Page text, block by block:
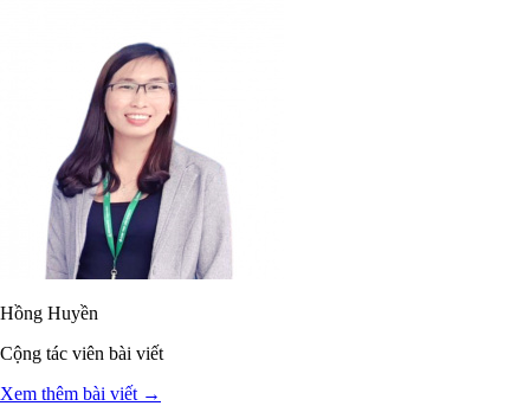
Hồng Huyền
Cộng tác viên bài viết
Xem thêm bài viết →